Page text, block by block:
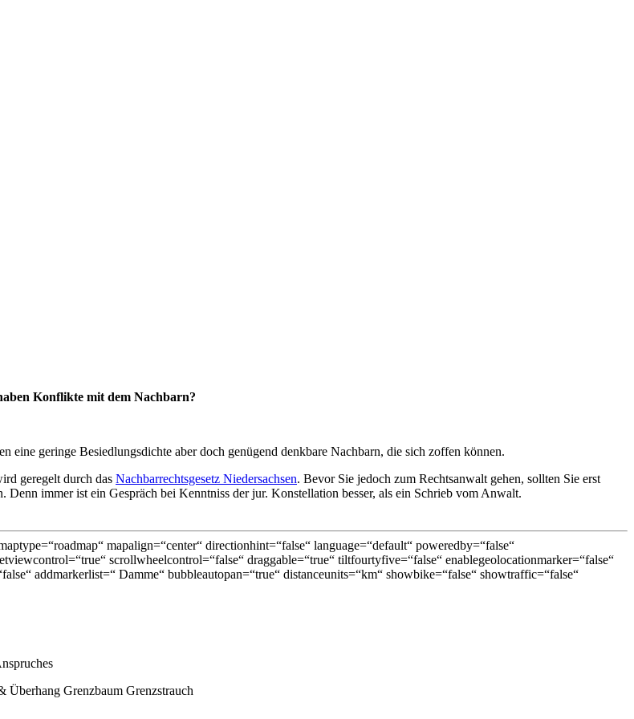
Konflikte mit dem Nachbarn?
geringe Besiedlungsdichte aber doch genügend denkbare Nachbarn, die sich zoffen können.
geregelt durch das Nachbarrechtsgesetz Niedersachsen. Bevor Sie jedoch zum Rechtsanwalt gehen, sollten Sie erst
Denn immer ist ein Gespräch bei Kenntniss der jur. Konstellation besser, als ein Schrieb vom Anwalt.
mapalign=“center“ directionhint=“false“ language=“default“ poweredby=“false“
scrollwheelcontrol=“false“ draggable=“true“ tiltfourtyfive=“false“ enablegeolocationmarker=“false“
addmarkerlist=“ Damme“ bubbleautopan=“true“ distanceunits=“km“ showbike=“false“ showtraffic=“false“
Überhang Grenzbaum Grenzstrauch